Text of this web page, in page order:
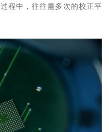
程中，往往需多次的校正平